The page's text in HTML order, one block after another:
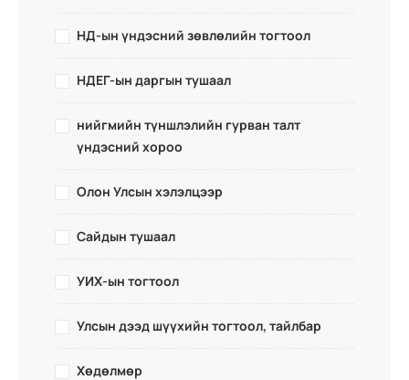
НД-ын үндэсний зөвлөлийн тогтоол
НДЕГ-ын даргын тушаал
нийгмийн түншлэлийн гурван талт
үндэсний хороо
Олон Улсын хэлэлцээр
Сайдын тушаал
УИХ-ын тогтоол
Улсын дээд шүүхийн тогтоол, тайлбар
Хөдөлмөр